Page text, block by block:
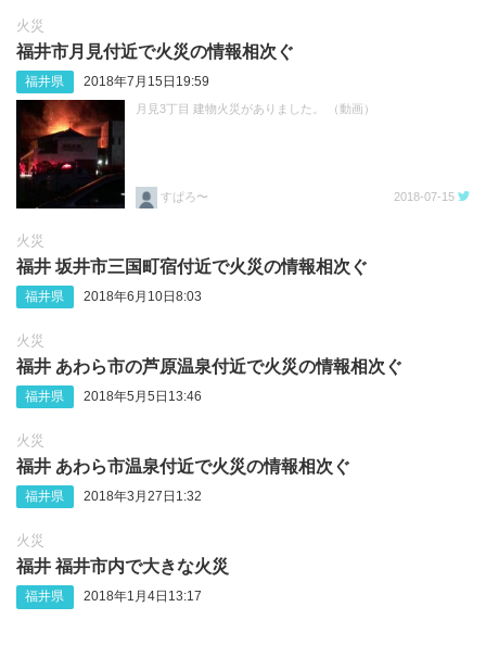
火災
福井市月見付近で火災の情報相次ぐ
福井県 2018年7月15日19:59
月見3丁目 建物火災がありました。 （動画）
すぱろ〜 2018-07-15
火災
福井 坂井市三国町宿付近で火災の情報相次ぐ
福井県 2018年6月10日8:03
火災
福井 あわら市の芦原温泉付近で火災の情報相次ぐ
福井県 2018年5月5日13:46
火災
福井 あわら市温泉付近で火災の情報相次ぐ
福井県 2018年3月27日1:32
火災
福井 福井市内で大きな火災
福井県 2018年1月4日13:17